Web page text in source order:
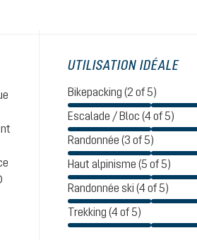
UTILISATION IDÉALE
Bikepacking (2 of 5)
Escalade / Bloc (4 of 5)
Randonnée (3 of 5)
Haut alpinisme (5 of 5)
Randonnée ski (4 of 5)
Trekking (4 of 5)